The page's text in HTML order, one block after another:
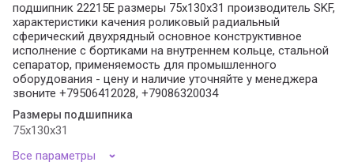
подшипник 22215E размеры 75x130x31 производитель SKF,
характеристики качения роликовый радиальный
сферический двухрядный основное конструктивное
исполнение с бортиками на внутреннем кольце, стальной
сепаратор, применяемость для промышленного
оборудования - цену и наличие уточняйте у менеджера
звоните +79506412028, +79086320034
Размеры подшипника
75x130x31
Все параметры